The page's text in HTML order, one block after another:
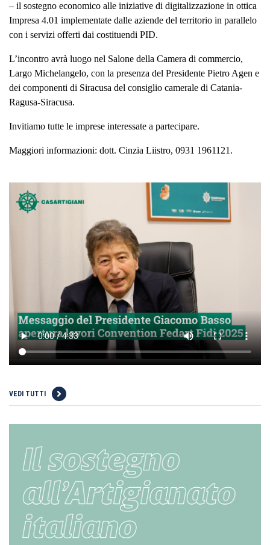
– il sostegno economico alle iniziative di digitalizzazione in ottica
Impresa 4.01 implementate dalle aziende del territorio in parallelo
con i servizi offerti dai costituendi PID.
L’incontro avrà luogo nel Salone della Camera di commercio,
Largo Michelangelo, con la presenza del Presidente Pietro Agen e
dei componenti di Siracusa del consiglio camerale di Catania-
Ragusa-Siracusa.
Invitiamo tutte le imprese interessate a partecipare.
Maggiori informazioni: dott. Cinzia Liistro, 0931 1961121.
VEDI TUTTI